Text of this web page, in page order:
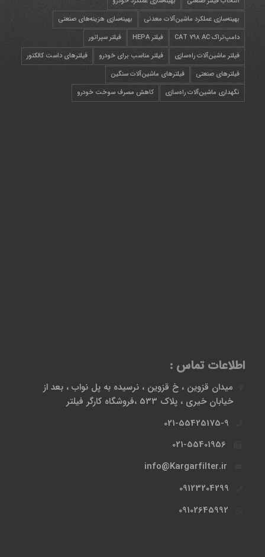
بهینه‌سازی عملکرد ماشین‌آلات معدنی
بهینه‌سازی هزینه‌های صنعتی
دامپ‌تراک CAT 798 AC
فیلتر HEPA
فیلتر سپراتور
فیلتر ماشین‌آلات راه‌سازی
فیلتر مناسب برای خودرو
فیلترهای داست کالکتور
فیلترهای صنعتی
فیلترهای ماشین‌آلات سنگین
نگهداری ماشین‌آلات راه‌سازی
کاهش مصرف سوخت خودرو
اطلاعات تماس :
میدان قزوین ، خ قزوین ، نرسیده به پل نواب ، بعد از
خیابان خیری ، پلاک 533 ،فروشگاه کارگر فیلتر
021-55425175-9
021-55401956
info@Kargarfilter.ir
09123204299
09102645992